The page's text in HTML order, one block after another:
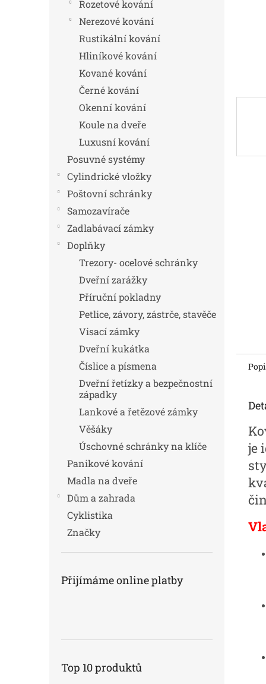
Rozetové kování
Nerezové kování
Rustikální kování
Hliníkové kování
Kované kování
Černé kování
Okenní kování
Koule na dveře
Luxusní kování
Posuvné systémy
Cylindrické vložky
Poštovní schránky
Samozavírače
Zadlabávací zámky
Doplňky
Trezory- ocelové schránky
Dveřní zarážky
Příruční pokladny
Petlice, závory, zástrče, stavěče
Visací zámky
Dveřní kukátka
Číslice a písmena
Dveřní řetízky a bezpečnostní
západky
Lankové a řetězové zámky
Věšáky
Úschovné schránky na klíče
Panikové kování
Madla na dveře
Dům a zahrada
Cyklistika
Značky
Přijímáme online platby
Top 10 produktů
je